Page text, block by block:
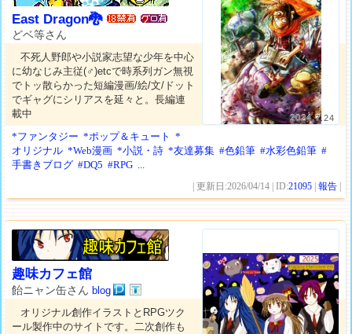
2024.7.24
East Dragon🐉
どベ等さん
不死人野郎や小説家志望な少年を中心
に幼なじみ主従(♂)etcで時系列ガン無視
でトッ散らかった短編漫画/絵/文/ドット
でギャグにシリアスを延々と。長編連
載中
*ファンタジー *ポップ＆キュート
*
オリジナル *Web漫画 *小説・詩 *友達募集 #色鉛筆 #水彩色鉛筆 #
手書きブログ #DQ5 #RPG ...
| 更新日:2026/04/14 | ID:21095 |報告
趣味カフェ館
飴ニャン缶さんblog
オリジナル創作イラストとRPGツク
ール製作中のサイトです。二次創作も